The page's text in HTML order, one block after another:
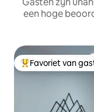
een hoge
Topfavoriet van
Favoriet van